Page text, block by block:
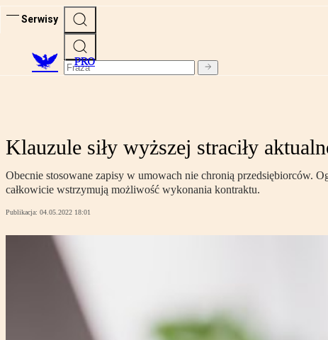
Serwisy
PRO
Klauzule siły wyższej straciły
Obecnie stosowane zapisy w umowach nie chronią przedsiębiorców.
całkowicie wstrzymują możliwość wykonania kontraktu.
Publikacja: 04.05.2022 18:01